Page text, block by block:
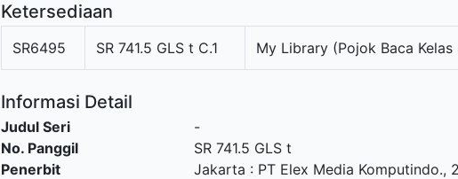
Ketersediaan
SR6495 SR 741.5 GLS t C.1 My Library (Pojok Baca Kelas
Informasi Detail
Judul Seri
-
No. Panggil
SR 741.5 GLS t
Penerbit
Jakarta : PT Elex Media Komputindo.,